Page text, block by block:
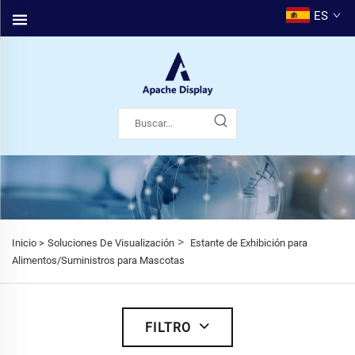
ES
Inicio > Soluciones De Visualización > Estante de Exhibición para
Alimentos/Suministros para Mascotas
FILTRO